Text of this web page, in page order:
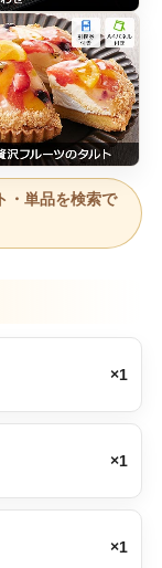
・単品を検索で
×1
×1
×1